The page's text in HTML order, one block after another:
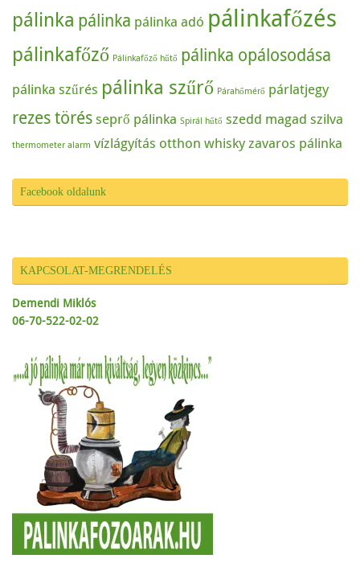
pálinka pálinka pálinka adó pálinkafőzés
pálinkafőző Pálinkafőző hűtő pálinka opálosodása
pálinka szűrés pálinka szűrő Párahőmérő párlatjegy
rezes törésseprő pálinka Spirál hűtő szedd magad szilva
thermometer alarm vízlágyítás otthon whisky zavaros pálinka
Facebook oldalunk
KAPCSOLAT-MEGRENDELÉS
Demendi Miklós
06-70-522-02-02